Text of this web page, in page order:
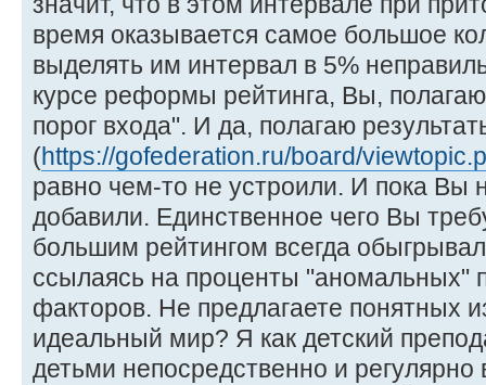
время оказывается самое большое
выделять им интервал в 5%
курсе реформы рейтинга, Вы,
порог входа". И да, полагаю
(https://gofederation.ru/board/
равно чем-то не устроили. И пока Вы
добавили. Единственное чего Вы
большим рейтингом всегда
ссылаясь на проценты "аномальных"
факторов. Не предлагаете понятных
идеальный мир? Я как детский
детьми непосредственно и регулярно